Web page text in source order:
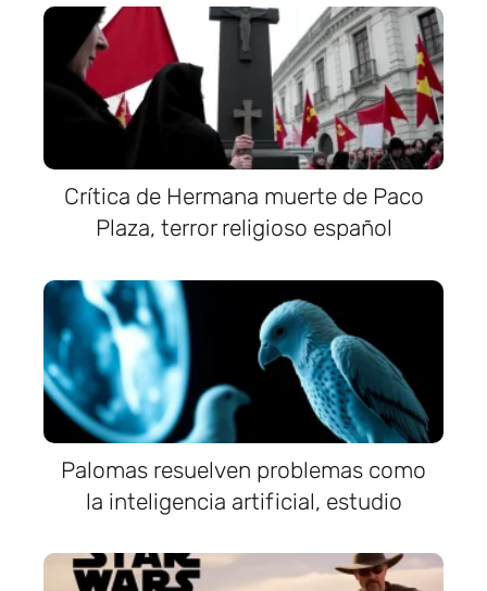
Crítica de Hermana muerte de Paco
Plaza, terror religioso español
Palomas resuelven problemas como
la inteligencia artificial, estudio